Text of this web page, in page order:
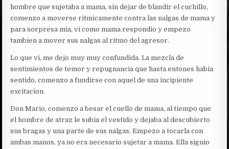
hombre que sujetaba a mama, sin dejar de blandir el cuchillo,
comenzo a moverse ritmicamente contra las nalgas de mama y
para sorpresa mia, vi como mama respondio y empezo
tambien a mover sus nalgas al ritmo del agresor.
Lo que vi, me dejo muy muy confundida. La mezcla de
sentimientos de temor y repugnancia que hasta entones habia
sentido, comenzo a fundirse con aquel de una incipiente
excitacion.
Don Mario, comenzo a besar el cuello de mama, al tiempo que
el hombre de atraz le subia el vestido y dejaba al descubierto
sus bragas y una parte de sus nalgas. Empezo a tocarla con
ambas manos, ya no era necesario sujetar a mama. Ella siguio